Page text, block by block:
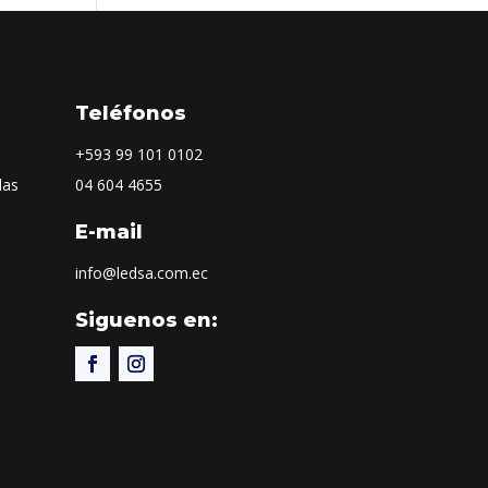
Teléfonos
+593 99 101 0102
04 604 4655
E-mail
info@ledsa.com.ec
Siguenos en: